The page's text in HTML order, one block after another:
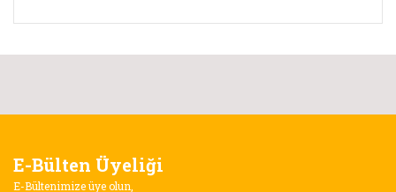
Görüş ve önerileriniz için teşekkür ederiz.
Ürün resmi kalitesiz, bozuk veya görüntülenemiyor.
E-Bülten Üyeliği
E-Bültenimize üye olun,